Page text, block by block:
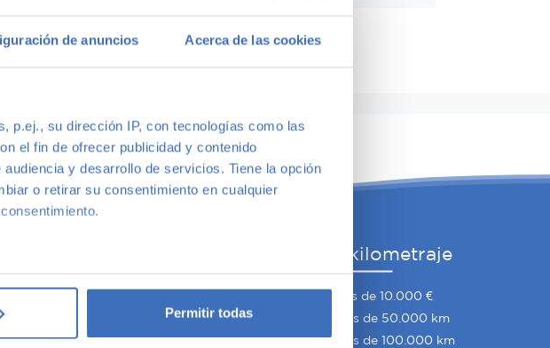
de anuncios Acerca de las cookies
p.ej., su dirección IP, con tecnologías como las
el fin de ofrecer publicidad y contenido
y desarrollo de servicios. Tiene la opción
o retirar su consentimiento en cualquier
tener una precisión de varios metros
y establezca sus preferencias en la
Permitir todas
de segunda mano
de segunda mano
de segunda mano
Por precio y kilometraje
Coches por menos de 10.000 €
Coches con menos de 50.000 km
Coches con menos de 100.000 km